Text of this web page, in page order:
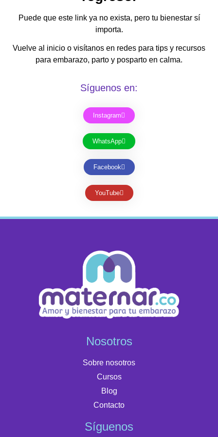
Puede que este link ya no exista, pero tu bienestar sí
importa.
Vuelve al inicio o visítanos en redes para tips y recursos
para embarazo, parto y posparto en calma.
Síguenos en:
Instagram
WhatsApp
Facebook
YouTube
Nosotros
Sobre nosotros
Cursos
Blog
Contacto
Síguenos